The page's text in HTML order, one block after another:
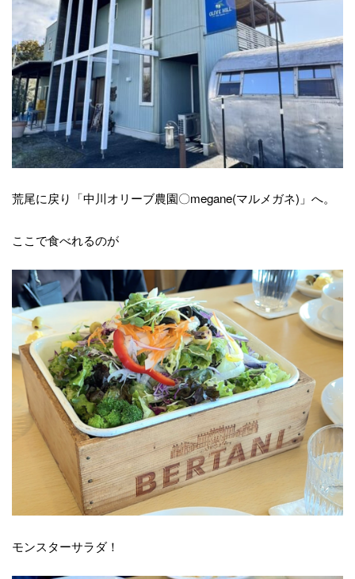
荒尾に戻り「中川オリーブ農園〇megane(マルメガネ)」へ。
ここで食べれるのが
モンスターサラダ！